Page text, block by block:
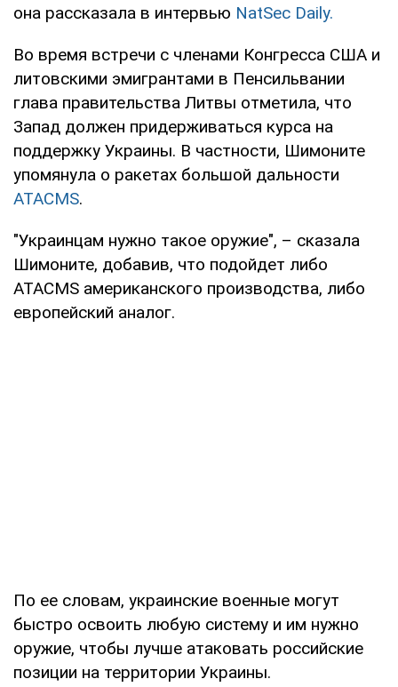
она рассказала в интервью NatSec Daily.
Во время встречи с членами Конгресса США и
литовскими эмигрантами в Пенсильвании
глава правительства Литвы отметила, что
Запад должен придерживаться курса на
поддержку Украины. В частности, Шимоните
упомянула о ракетах большой дальности
ATACMS.
"Украинцам нужно такое оружие", – сказала
Шимоните, добавив, что подойдет либо
ATACMS американского производства, либо
европейский аналог.
По ее словам, украинские военные могут
быстро освоить любую систему и им нужно
оружие, чтобы лучше атаковать российские
позиции на территории Украины.